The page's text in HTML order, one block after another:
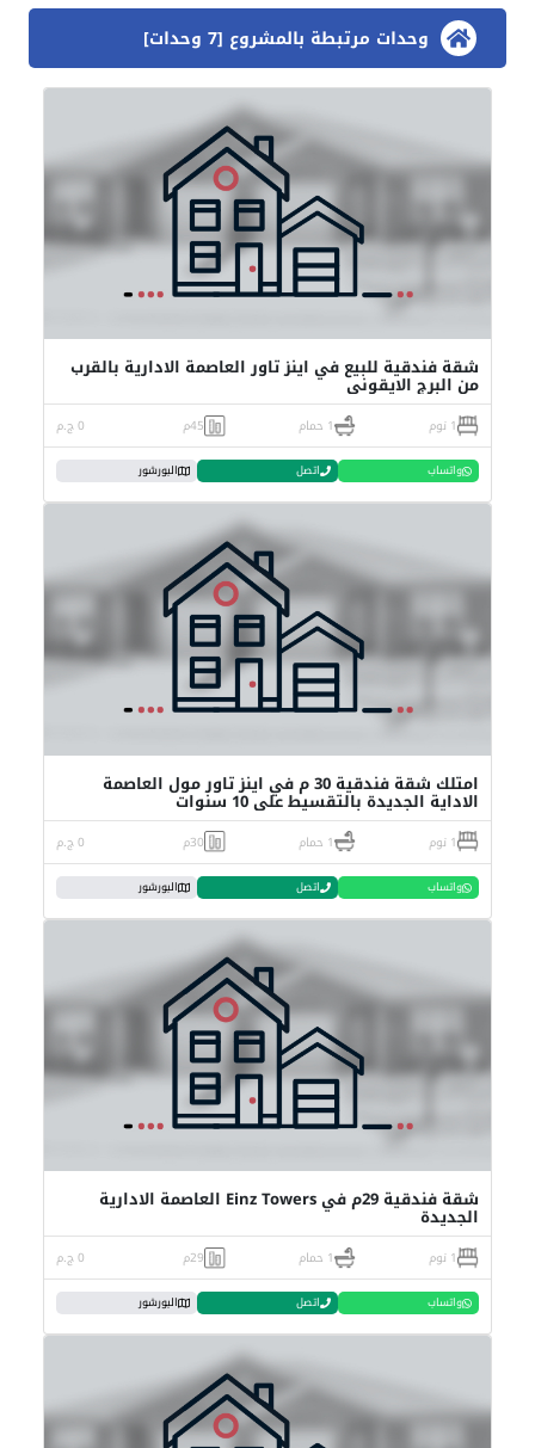
وحدات مرتبطة بالمشروع [7 وحدات]
شقة فندقية للبيع في اينز تاور العاصمة الادارية بالقرب
من البرج الايقوني
1 نوم 1 حمام 45م 0 ج.م
واتساب اتصل البورشور
امتلك شقة فندقية 30 م في اينز تاور مول العاصمة
الاداية الجديدة بالتقسيط على 10 سنوات
1 نوم 1 حمام 30م 0 ج.م
واتساب اتصل البورشور
شقة فندقية 29م في Einz Towers العاصمة الادارية
الجديدة
1 نوم 1 حمام 29م 0 ج.م
واتساب اتصل البورشور